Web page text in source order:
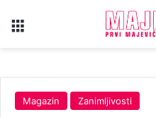
Magazin Zanimljivosti